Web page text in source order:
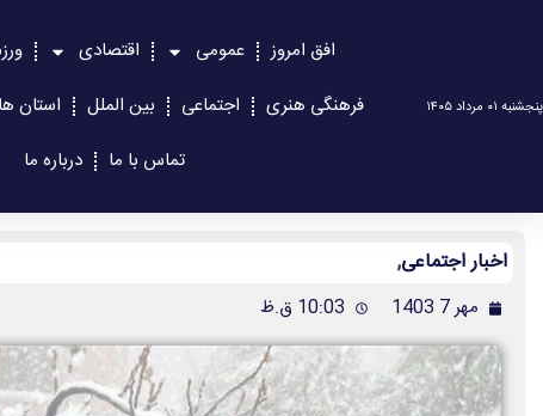
پنجشنبه ۰۱ مرداد ۱۴۰۵
افق امروز عمومی اقتصادی
فرهنگی هنری
اجتماعی بین الملل استان ها
تماس با ما
درباره ما
اخبار اجتماعی,
مهر 7 1403 10:03 ق.ظ